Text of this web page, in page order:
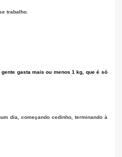
trabalho.
gasta mais ou menos 1 kg, que é só
dia, começando cedinho, terminando à